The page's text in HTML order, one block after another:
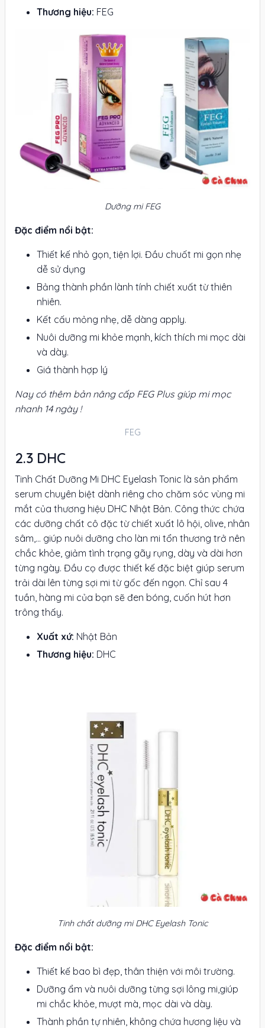
Thương hiệu: FEG
Dưỡng mi FEG
Đặc điểm nổi bật:
Thiết kế nhỏ gọn, tiện lợi. Đầu chuốt mi gọn nhẹ
dễ sử dụng
Bảng thành phần lành tính chiết xuất từ thiên
nhiên.
Kết cấu mỏng nhẹ, dễ dàng apply.
Nuôi dưỡng mi khỏe mạnh, kích thích mi mọc dài
và dày.
Giá thành hợp lý
Nay có thêm bản nâng cấp FEG Plus giúp mi mọc
nhanh 14 ngày !
FEG
DHC
Tinh Chất Dưỡng Mi DHC Eyelash Tonic là sản phẩm
serum chuyên biệt dành riêng cho chăm sóc vùng mi
mắt của thương hiệu DHC Nhật Bản. Công thức chứa
các dưỡng chất cô đặc từ chiết xuất lô hội, olive, nhân
sâm,... giúp nuôi dưỡng cho làn mi tổn thương trở nên
chắc khỏe, giảm tình trạng gãy rụng, dày và dài hơn
từng ngày. Đầu cọ được thiết kế đặc biệt giúp serum
trải dài lên từng sợi mi từ gốc đến ngọn. Chỉ sau 4
tuần, hàng mi của bạn sẽ đen bóng, cuốn hút hơn
trông thấy.
Xuất xứ: Nhật Bản
Thương hiệu: DHC
Tinh chất dưỡng mi DHC Eyelash Tonic
Đặc điểm nổi bật:
Thiết kế bao bì đẹp, thân thiện với môi trường.
Dưỡng ẩm và nuôi dưỡng từng sợi lông mi,giúp
mi chắc khỏe, mượt mà, mọc dài và dày.
Thành phần tự nhiên, không chứa hương liệu và